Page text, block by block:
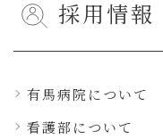
採用情報
有馬病院について
看護部について